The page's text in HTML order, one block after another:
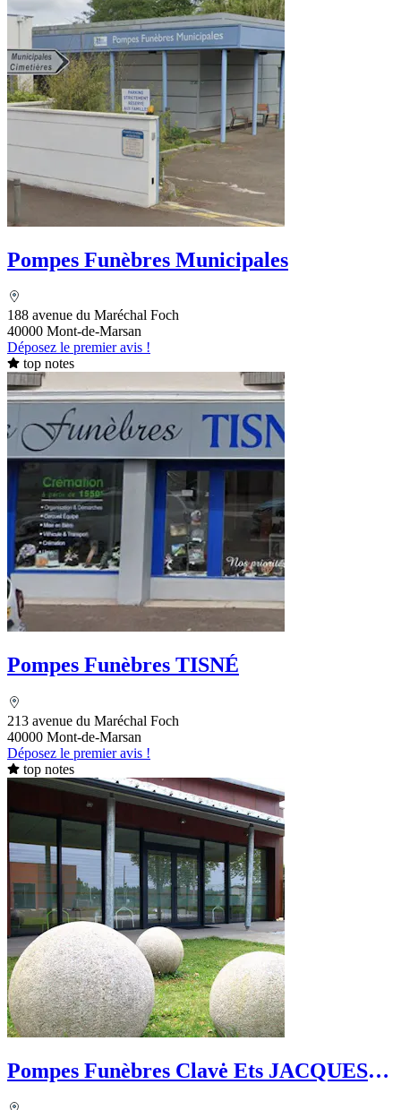
Pompes Funèbres Municipales
188 avenue du Maréchal Foch
40000 Mont-de-Marsan
Déposez le premier avis !
top notes
Pompes Funèbres TISNÉ
213 avenue du Maréchal Foch
40000 Mont-de-Marsan
Déposez le premier avis !
top notes
Pompes Funèbres Clavė Ets JACQUES &